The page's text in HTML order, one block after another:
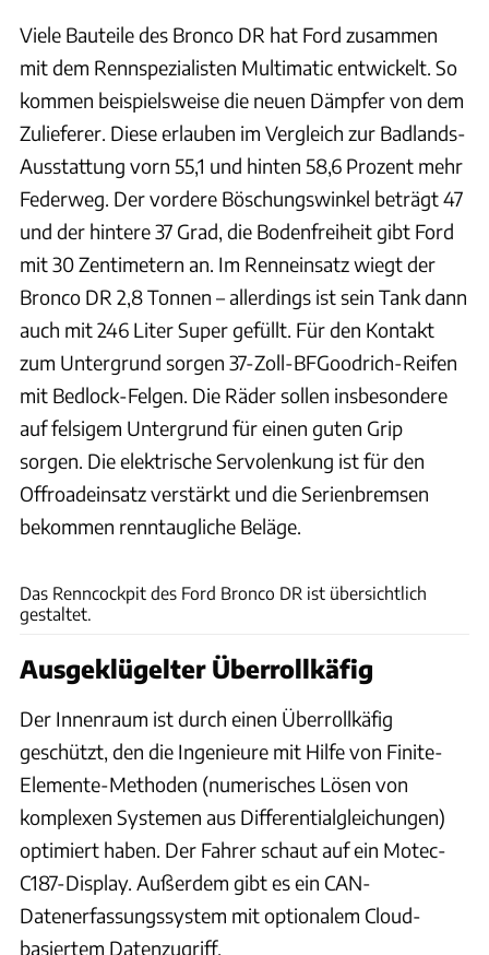
Viele Bauteile des Bronco DR hat Ford zusammen
mit dem Rennspezialisten Multimatic entwickelt. So
kommen beispielsweise die neuen Dämpfer von dem
Zulieferer. Diese erlauben im Vergleich zur Badlands-
Ausstattung vorn 55,1 und hinten 58,6 Prozent mehr
Federweg. Der vordere Böschungswinkel beträgt 47
und der hintere 37 Grad, die Bodenfreiheit gibt Ford
mit 30 Zentimetern an. Im Renneinsatz wiegt der
Bronco DR 2,8 Tonnen – allerdings ist sein Tank dann
auch mit 246 Liter Super gefüllt. Für den Kontakt
zum Untergrund sorgen 37-Zoll-BFGoodrich-Reifen
mit Bedlock-Felgen. Die Räder sollen insbesondere
auf felsigem Untergrund für einen guten Grip
sorgen. Die elektrische Servolenkung ist für den
Offroadeinsatz verstärkt und die Serienbremsen
bekommen renntaugliche Beläge.
Das Renncockpit des Ford Bronco DR ist übersichtlich
gestaltet.
Ausgeklügelter Überrollkäfig
Der Innenraum ist durch einen Überrollkäfig
geschützt, den die Ingenieure mit Hilfe von Finite-
Elemente-Methoden (numerisches Lösen von
komplexen Systemen aus Differentialgleichungen)
optimiert haben. Der Fahrer schaut auf ein Motec-
C187-Display. Außerdem gibt es ein CAN-
Datenerfassungssystem mit optionalem Cloud-
basiertem Datenzugriff.